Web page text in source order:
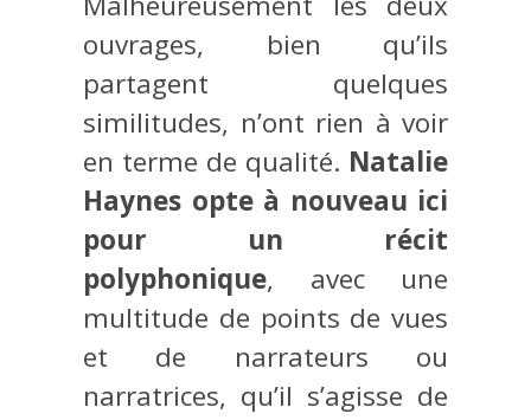
ouvrages, bien qu’ils
partagent quelques
similitudes, n’ont rien à voir
en terme de qualité. Natalie
Haynes opte à nouveau ici
pour un récit
polyphonique, avec une
multitude de points de vues
et de narrateurs ou
narratrices, qu’il s’agisse de